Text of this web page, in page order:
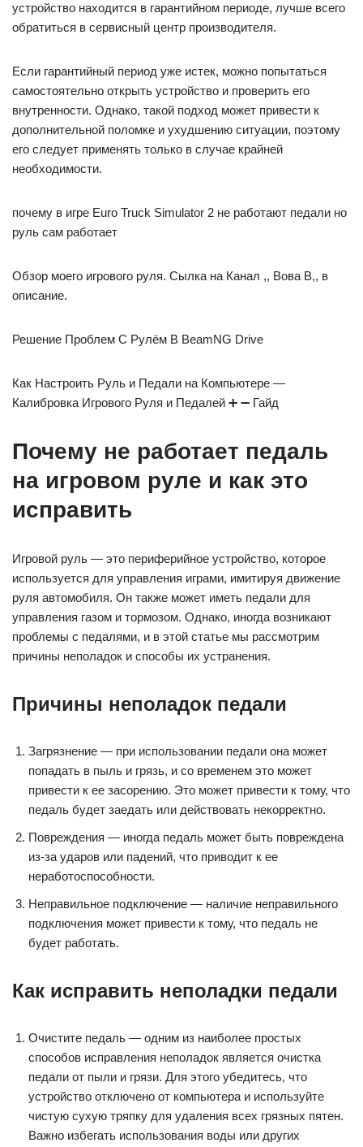
устройство находится в гарантийном периоде, лучше всего
обратиться в сервисный центр производителя.
Если гарантийный период уже истек, можно попытаться
самостоятельно открыть устройство и проверить его
внутренности. Однако, такой подход может привести к
дополнительной поломке и ухудшению ситуации, поэтому
его следует применять только в случае крайней
необходимости.
почему в игре Euro Truck Simulator 2 не работают педали но
руль сам работает
Обзор моего игрового руля. Сылка на Канал ,, Вова В,, в
описание.
Решение Проблем С Рулём В BeamNG Drive
Как Настроить Руль и Педали на Компьютере —
Калибровка Игрового Руля и Педалей ➕ ➖ Гайд
Почему не работает педаль
на игровом руле и как это
исправить
Игровой руль — это периферийное устройство, которое
используется для управления играми, имитируя движение
руля автомобиля. Он также может иметь педали для
управления газом и тормозом. Однако, иногда возникают
проблемы с педалями, и в этой статье мы рассмотрим
причины неполадок и способы их устранения.
Причины неполадок педали
Загрязнение — при использовании педали она может
попадать в пыль и грязь, и со временем это может
привести к ее засорению. Это может привести к тому, что
педаль будет заедать или действовать некорректно.
Повреждения — иногда педаль может быть повреждена
из-за ударов или падений, что приводит к ее
неработоспособности.
Неправильное подключение — наличие неправильного
подключения может привести к тому, что педаль не
будет работать.
Как исправить неполадки педали
Очистите педаль — одним из наиболее простых
способов исправления неполадок является очистка
педали от пыли и грязи. Для этого убедитесь, что
устройство отключено от компьютера и используйте
чистую сухую тряпку для удаления всех грязных пятен.
Важно избегать использования воды или других